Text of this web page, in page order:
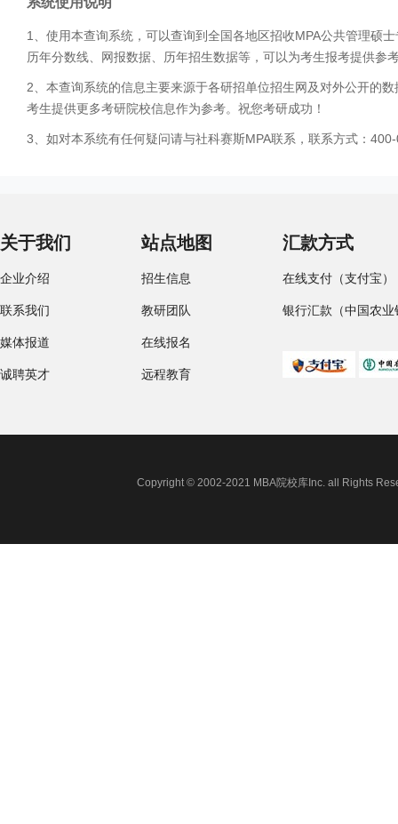
1、使用本查询系统，可以查询到全国各地区招收MPA公共管理硕
历年分数线、网报数据、历年招生数据等，可以为考生报考提供参
2、本查询系统的信息主要来源于各研招单位招生网及对外公开的
考生提供更多考研院校信息作为参考。祝您考研成功！
3、如对本系统有任何疑问请与社科赛斯MPA联系，联系方式：
关于我们
企业介绍
联系我们
媒体报道
诚聘英才
站点地图
招生信息
教研团队
在线报名
远程教育
汇款方式
在线支付（支付宝）
银行汇款（中国农业
Copyright © 2002-2021 MBA院校库Inc. all Rights